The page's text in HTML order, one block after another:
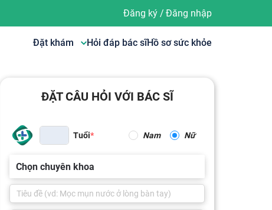
Đăng ký/ Đăng nhập
Đặt khám Hỏi đáp bác sĩHồ sơ sức khỏe
ĐẶT CÂU HỎI VỚI BÁC SĨ
Tuổi Nam Nữ
Chọn chuyên khoa